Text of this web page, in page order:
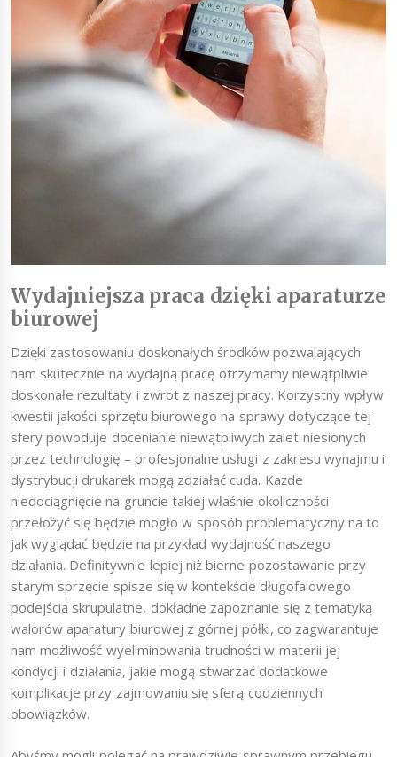
Wydajniejsza praca dzięki aparaturze
biurowej
Dzięki zastosowaniu doskonałych środków pozwalających
nam skutecznie na wydajną pracę otrzymamy niewątpliwie
doskonałe rezultaty i zwrot z naszej pracy. Korzystny wpływ
kwestii jakości sprzętu biurowego na sprawy dotyczące tej
sfery powoduje docenianie niewątpliwych zalet niesionych
przez technologię – profesjonalne usługi z zakresu wynajmu i
dystrybucji drukarek mogą zdziałać cuda. Każde
niedociągnięcie na gruncie takiej właśnie okoliczności
przełożyć się będzie mogło w sposób problematyczny na to
jak wyglądać będzie na przykład wydajność naszego
działania. Definitywnie lepiej niż bierne pozostawanie przy
starym sprzęcie spisze się w kontekście długofalowego
podejścia skrupulatne, dokładne zapoznanie się z tematyką
walorów aparatury biurowej z górnej półki, co zagwarantuje
nam możliwość wyeliminowania trudności w materii jej
kondycji i działania, jakie mogą stwarzać dodatkowe
komplikacje przy zajmowaniu się sferą codziennych
obowiązków.